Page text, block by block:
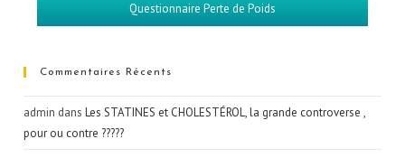
Questionnaire Perte de Poids
Commentaires Récents
admin dansLes STATINES et CHOLESTÉROL, la grande controverse ,
pour ou contre ?????